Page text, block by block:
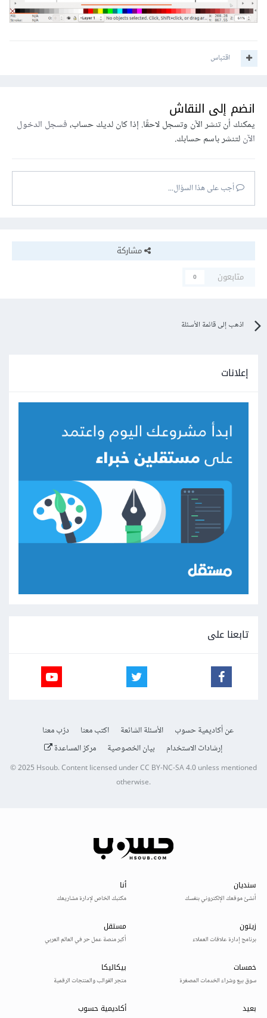
اقتباس
انضم إلى النقاش
يمكنك أن تنشر الآن وتسجل لاحقًا. إذا كان لديك حساب،فسجل الدخول
الآنلتنشر باسم حسابك.
أجب على هذا السؤال...
مشاركة
متابعون
0
اذهب إلى قائمة الأسئلة
إعلانات
تابعنا على
عن أكاديمية حسوب الأسئلة الشائعة اكتب معنا
درّب معنا
إرشادات الاستخدام
بيان الخصوصية مركز المساعدة
© 2025Hsoub.Content licensed underCC BY-NC-SA 4.0unless mentioned
otherwise.